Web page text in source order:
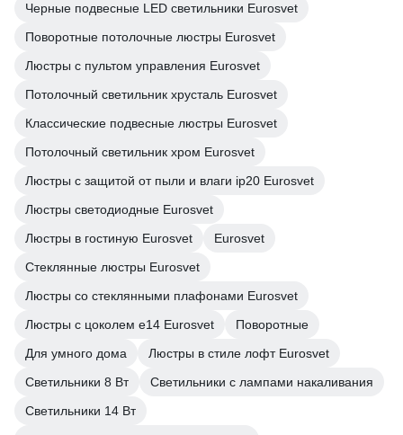
Черные подвесные LED светильники Eurosvet
Поворотные потолочные люстры Eurosvet
Люстры с пультом управления Eurosvet
Потолочный светильник хрусталь Eurosvet
Классические подвесные люстры Eurosvet
Потолочный светильник хром Eurosvet
Люстры с защитой от пыли и влаги ip20 Eurosvet
Люстры светодиодные Eurosvet
Люстры в гостиную Eurosvet
Eurosvet
Стеклянные люстры Eurosvet
Люстры со стеклянными плафонами Eurosvet
Люстры с цоколем e14 Eurosvet
Поворотные
Для умного дома
Люстры в стиле лофт Eurosvet
Светильники 8 Вт
Светильники с лампами накаливания
Светильники 14 Вт